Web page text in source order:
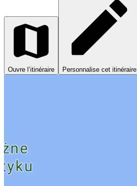
Ouvre l’itinéraire Personnalise cet itinéraire